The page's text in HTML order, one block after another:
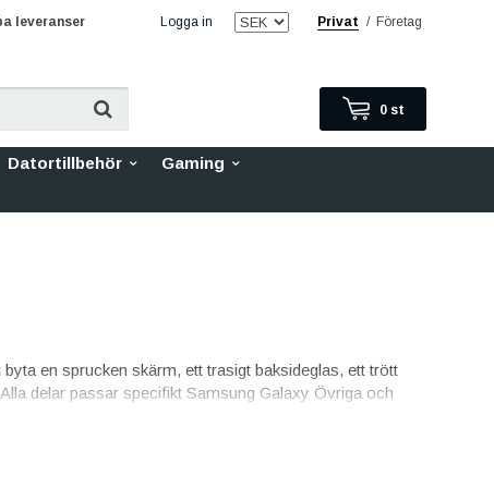
Logga in Privat / Företag
leveranser
0 st
Datortillbehör
Gaming
en sprucken skärm, ett trasigt baksideglas, ett trött
delar passar specifikt Samsung Galaxy Övriga och